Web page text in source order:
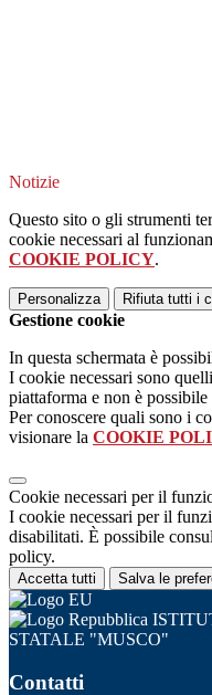
Notizie
Questo sito o gli strumenti
cookie necessari al
COOKIE POLICY.
Personalizza Rifiuta tutti i
Gestione cookie
In questa schermata è
I cookie necessari sono
piattaforma e non è
Per conoscere quali sono i
visionare la COOKIE
Cookie necessari per il
I cookie necessari per il
disabilitati. È possibile
policy.
Accetta tutti Salva le
STATALE "MUSCO"
Contatti